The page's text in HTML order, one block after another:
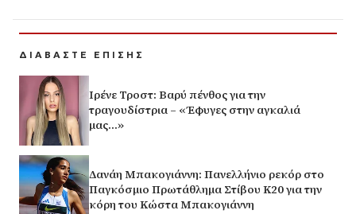
ΔΙΑΒΑΣΤΕ ΕΠΙΣΗΣ
Ιρένε Τροστ: Βαρύ πένθος για την
τραγουδίστρια – «Έφυγες στην αγκαλιά
μας…»
Δανάη Μπακογιάννη: Πανελλήνιο ρεκόρ στο
Παγκόσμιο Πρωτάθλημα Στίβου Κ20 για την
κόρη του Κώστα Μπακογιάννη